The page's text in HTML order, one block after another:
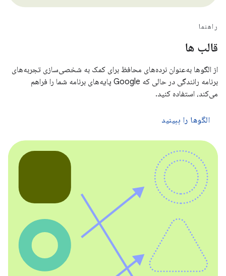
راهنما
قالب ها
از الگوها به‌عنوان نرده‌های محافظ برای کمک به شخصی‌سازی تجربه‌های
برنامه رانندگی در حالی که Google پایه‌های برنامه شما را فراهم
می‌کند، استفاده کنید.
الگوها را ببینید